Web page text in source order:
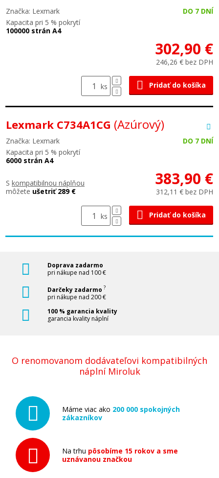
Značka: Lexmark
DO 7 DNÍ
Kapacita pri 5 % pokrytí
100000 strán A4
302,90 €
246,26 € bez DPH
ks Pridať do košíka
Lexmark C734A1CG (Azúrový)
Značka: Lexmark
DO 7 DNÍ
Kapacita pri 5 % pokrytí
6000 strán A4
S kompatibilnou náplňou
môžete ušetriť 289 €
383,90 €
312,11 € bez DPH
ks Pridať do košíka
Doprava zadarmo
pri nákupe nad 100 €
Darčeky zadarmo ?
pri nákupe nad 200 €
100 % garancia kvality
garancia kvality náplní
O renomovanom dodávateľovi kompatibilných
náplní Miroluk
Máme viac ako 200 000 spokojných
zákazníkov
Na trhu pôsobíme 15 rokov a sme
uznávanou značkou